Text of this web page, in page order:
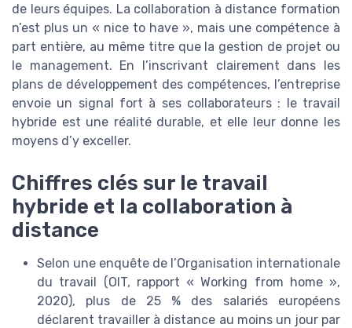
de leurs équipes. La collaboration à distance formation
n’est plus un « nice to have », mais une compétence à
part entière, au même titre que la gestion de projet ou
le management. En l’inscrivant clairement dans les
plans de développement des compétences, l’entreprise
envoie un signal fort à ses collaborateurs : le travail
hybride est une réalité durable, et elle leur donne les
moyens d’y exceller.
Chiffres clés sur le travail
hybride et la collaboration à
distance
Selon une enquête de l’Organisation internationale
du travail (OIT, rapport « Working from home »,
2020), plus de 25 % des salariés européens
déclarent travailler à distance au moins un jour par